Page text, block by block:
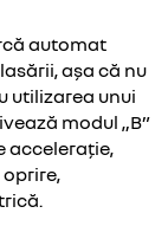
automat
așa că nu
utilizarea unui
modul „B”
accelerație,